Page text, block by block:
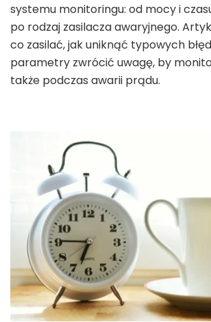
systemu monitoringu: od mocy i
po rodzaj zasilacza awaryjnego.
co zasilać, jak uniknąć typowych
parametry zwrócić uwagę, by
także podczas awarii prądu.